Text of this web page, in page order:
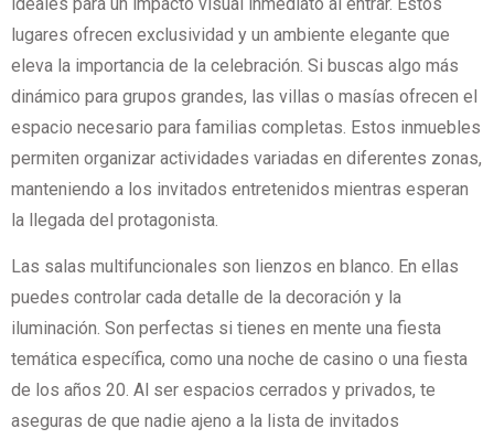
lugares ofrecen exclusividad y un ambiente elegante que
eleva la importancia de la celebración. Si buscas algo más
dinámico para grupos grandes, las villas o masías ofrecen el
espacio necesario para familias completas. Estos inmuebles
permiten organizar actividades variadas en diferentes zonas,
manteniendo a los invitados entretenidos mientras esperan
la llegada del protagonista.
Las salas multifuncionales son lienzos en blanco. En ellas
puedes controlar cada detalle de la decoración y la
iluminación. Son perfectas si tienes en mente una fiesta
temática específica, como una noche de casino o una fiesta
de los años 20. Al ser espacios cerrados y privados, te
aseguras de que nadie ajeno a la lista de invitados